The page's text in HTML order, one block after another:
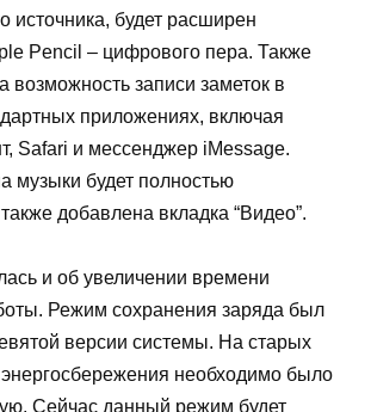
источника, будет расширен
Pencil – цифрового пера. Также
возможность записи заметок в
приложениях, включая
Safari и мессенджер iMessage.
музыки будет полностью
добавлена вкладка “Видео”.
и об увеличении времени
Режим сохранения заряда был
версии системы. На старых
необходимо было
Сейчас данный режим будет